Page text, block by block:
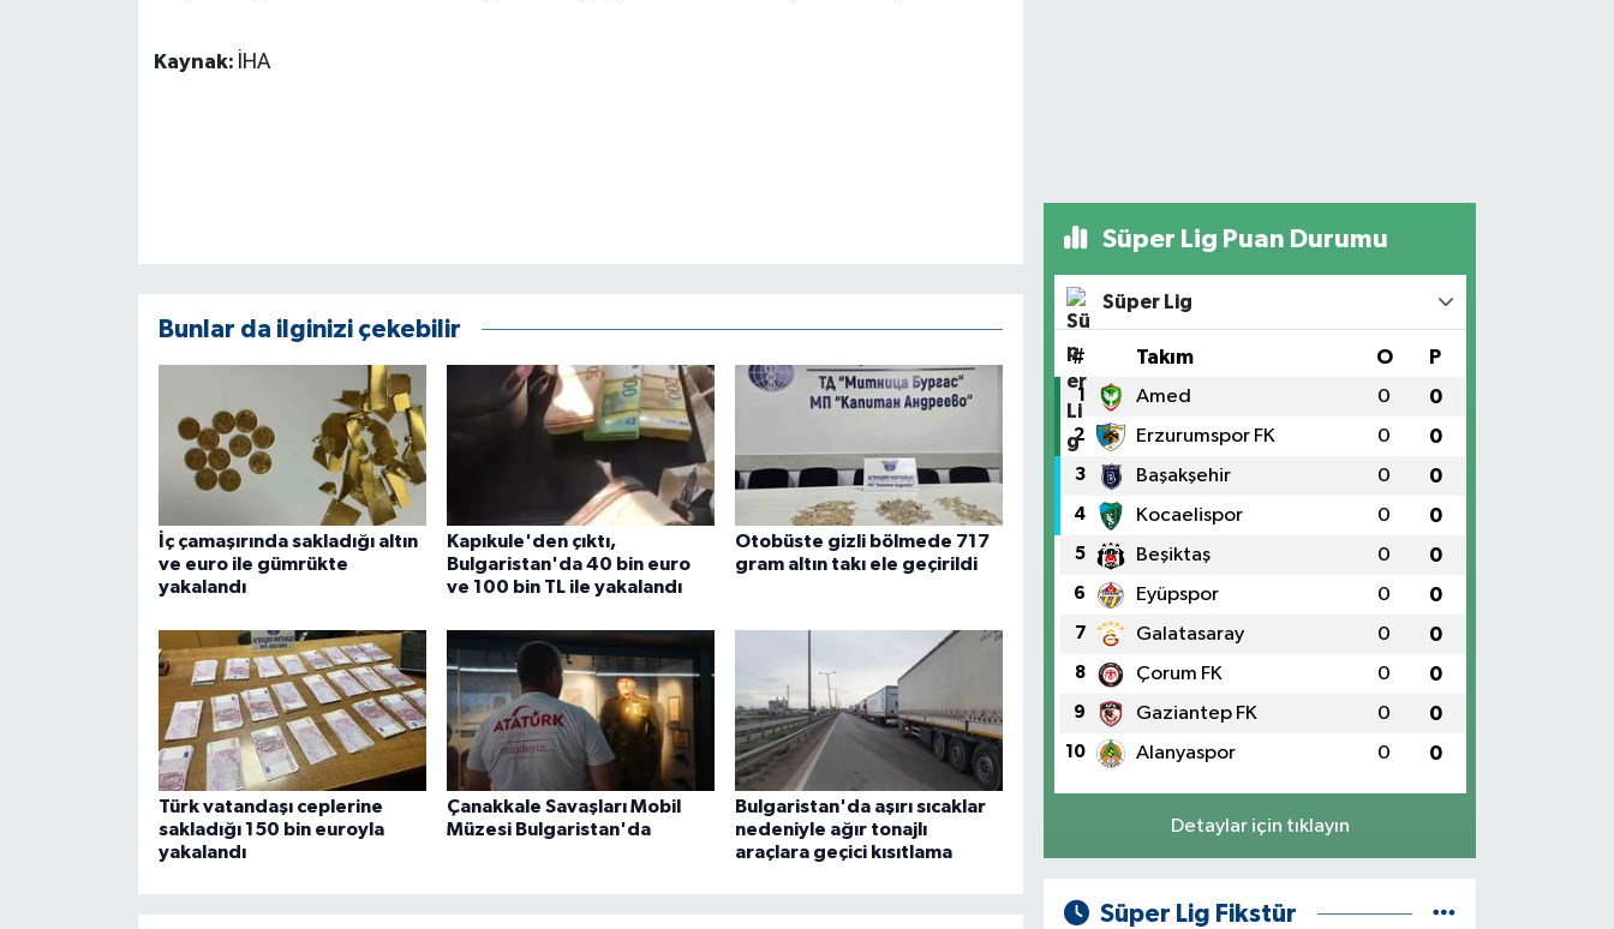
Kaynak: İHA
Bunlar da ilginizi çekebilir
İç çamaşırında sakladığı altın
ve euro ile gümrükte
yakalandı
Kapıkule'den çıktı,
Bulgaristan'da 40 bin euro
ve 100 bin TL ile yakalandı
Otobüste gizli bölmede 717
gram altın takı ele geçirildi
Türk vatandaşı ceplerine
sakladığı 150 bin euroyla
yakalandı
Çanakkale Savaşları Mobil
Müzesi Bulgaristan'da
Bulgaristan'da aşırı sıcaklar
nedeniyle ağır tonajlı
araçlara geçici kısıtlama
Süper Lig Puan Durumu
Süper Lig
# Takım O P
1 Amed 0 0
2 Erzurumspor FK 0 0
3 Başakşehir 0 0
4 Kocaelispor 0 0
5 Beşiktaş 0 0
6 Eyüpspor 0 0
7 Galatasaray 0 0
8 Çorum FK 0 0
9 Gaziantep FK 0 0
10 Alanyaspor 0 0
Detaylar için tıklayın
Süper Lig Fikstür
KÜLTÜR SANAT
SPOR HABERLERİ
Yerel Haberler